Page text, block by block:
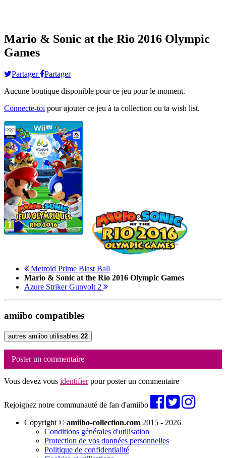
Mario & Sonic at the Rio 2016 Olympic
Games
Partager
Partager
Aucune boutique disponible pour ce jeu pour le moment.
Connecte-toi pour ajouter ce jeu à ta collection ou ta wish list.
Metroid Prime Blast Ball
Mario & Sonic at the Rio 2016 Olympic Games
Azure Striker Gunvolt 2
amiibo compatibles
autres amiibo utilisables 22
Poster un commentaire
Vous devez vous identifierpour poster un commentaire
Rejoignez notre communauté de fan d'amiibo
Copyright © amiibo-collection.com 2015 - 2026
Conditions générales d'utilisation
Protection de vos données personnelles
Politique de confidentialité